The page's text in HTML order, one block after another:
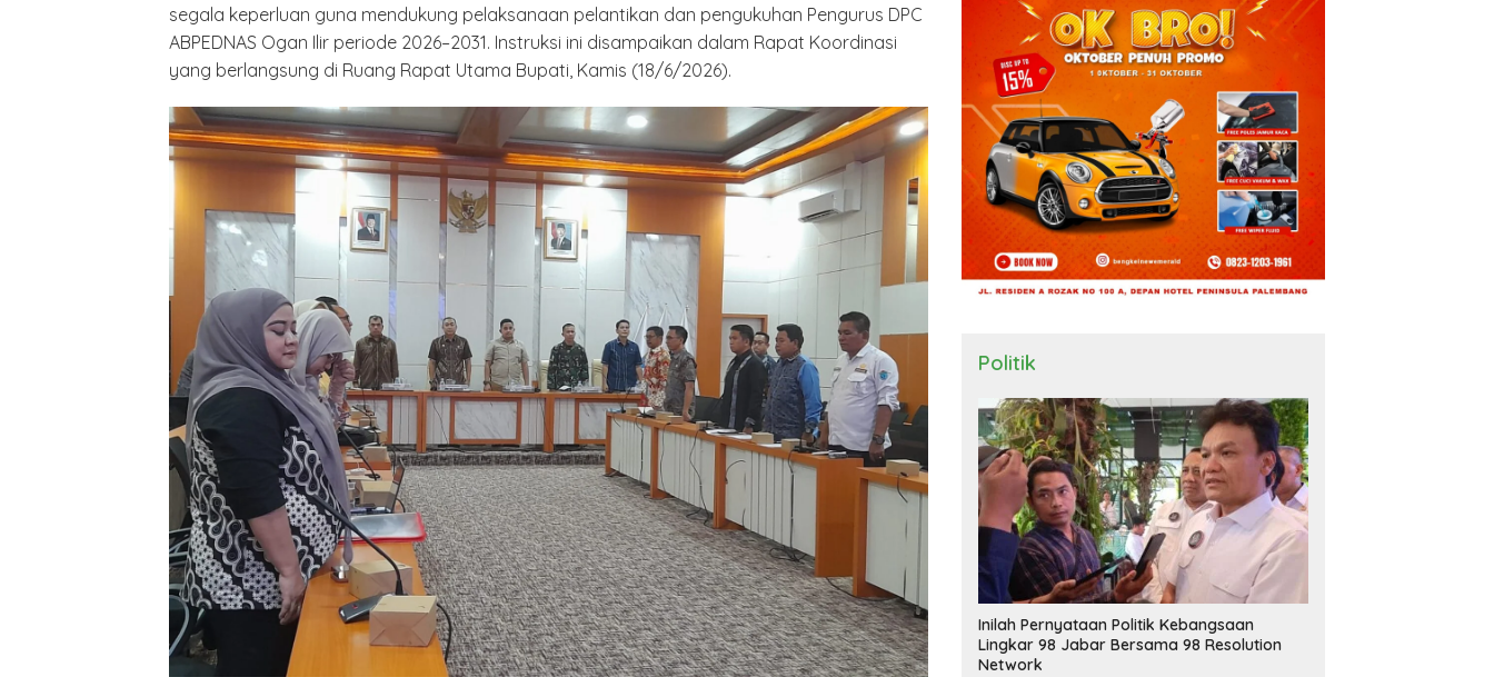
segala keperluan guna mendukung pelaksanaan pelantikan dan pengukuhan Pengurus DPC
ABPEDNAS Ogan Ilir periode 2026–2031. Instruksi ini disampaikan dalam Rapat Koordinasi
yang berlangsung di Ruang Rapat Utama Bupati, Kamis (18/6/2026).
Politik
Inilah Pernyataan Politik Kebangsaan
Lingkar 98 Jabar Bersama 98 Resolution
Network